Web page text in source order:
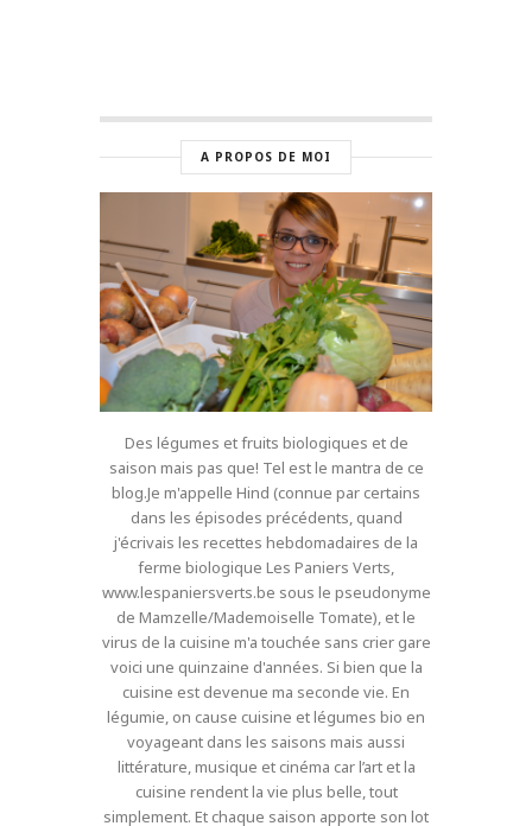
A PROPOS DE MOI
Des légumes et fruits biologiques et de
saison mais pas que! Tel est le mantra de ce
blog.Je m'appelle Hind (connue par certains
dans les épisodes précédents, quand
j'écrivais les recettes hebdomadaires de la
ferme biologique Les Paniers Verts,
www.lespaniersverts.be sous le pseudonyme
de Mamzelle/Mademoiselle Tomate), et le
virus de la cuisine m'a touchée sans crier gare
voici une quinzaine d'années. Si bien que la
cuisine est devenue ma seconde vie. En
légumie, on cause cuisine et légumes bio en
voyageant dans les saisons mais aussi
littérature, musique et cinéma car l’art et la
cuisine rendent la vie plus belle, tout
simplement. Et chaque saison apporte son lot